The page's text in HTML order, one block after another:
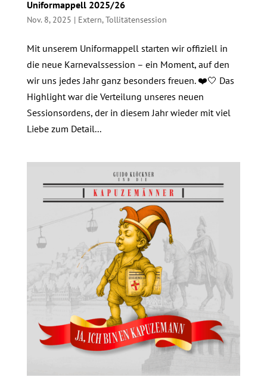
Uniformappell 2025/26
Nov. 8, 2025 | Extern,Tollitätensession
Mit unserem Uniformappell starten wir offiziell in
die neue Karnevalssession – ein Moment, auf den
wir uns jedes Jahr ganz besonders freuen. ❤️🤍 Das
Highlight war die Verteilung unseres neuen
Sessionsordens, der in diesem Jahr wieder mit viel
Liebe zum Detail...